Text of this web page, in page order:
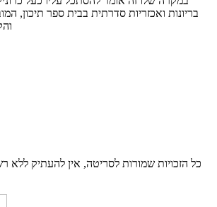
בריונות ואכזריות סדרתית בבית ספר תיכון,
© כל הזכויות שמורות לסריטה, אין להעתיק